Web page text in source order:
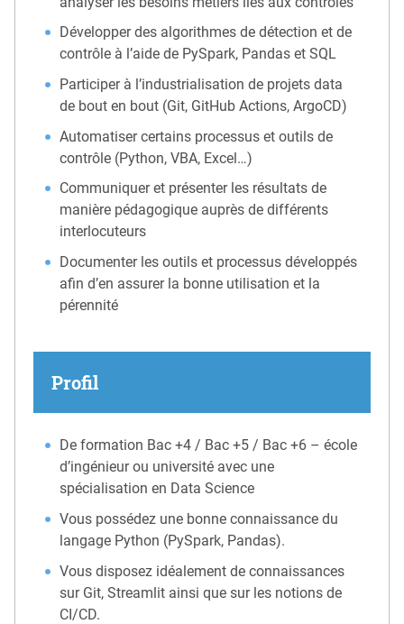
Développer des algorithmes de détection et de
contrôle à l’aide de PySpark, Pandas et SQL
Participer à l’industrialisation de projets data
de bout en bout (Git, GitHub Actions, ArgoCD)
Automatiser certains processus et outils de
contrôle (Python, VBA, Excel…)
Communiquer et présenter les résultats de
manière pédagogique auprès de différents
interlocuteurs
Documenter les outils et processus développés
afin d’en assurer la bonne utilisation et la
pérennité
Profil
De formation Bac +4 / Bac +5 / Bac +6 – école
d’ingénieur ou université avec une
spécialisation en Data Science
Vous possédez une bonne connaissance du
langage Python (PySpark, Pandas).
Vous disposez idéalement de connaissances
sur Git, Streamlit ainsi que sur les notions de
CI/CD.